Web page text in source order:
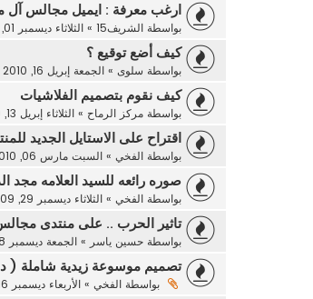
ارغب معرفة : ايميل مجالس آل
بواسطة الشريف15 » الثلاثاء ديسمبر 01, 2009 8:54 pm
كيف أضع توقيع ؟
بواسطة سلوى » الجمعة إبريل 16, 2010 10:18 am
كيف نقوم بتصميم الفلاشيات
بواسطة مركز الرماح » الثلاثاء إبريل 13, 2010 2:17 pm
اقتراح على الاستايل الجديد
بواسطة الفخي » السبت مارس 06, 2010 3:40 pm
صوره رائعه للسيد العلامه مجد
بواسطة الفخي » الثلاثاء ديسمبر 29, 2009 6:06 pm
تاثير الحرب .. على منتدى
بواسطة حسين ياسر » الجمعة ديسمبر 18, 2009 8:58 pm
تصميم موسوعة زيدية شاملة (
بواسطة الفخي » الأربعاء ديسمبر 16, 2009 9:28 am